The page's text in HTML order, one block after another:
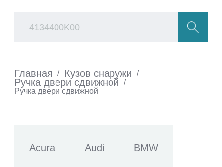
Главная / Кузов снаружи /
Ручка двери сдвижной
/
Ручка двери сдвижной
Acura Audi BMW